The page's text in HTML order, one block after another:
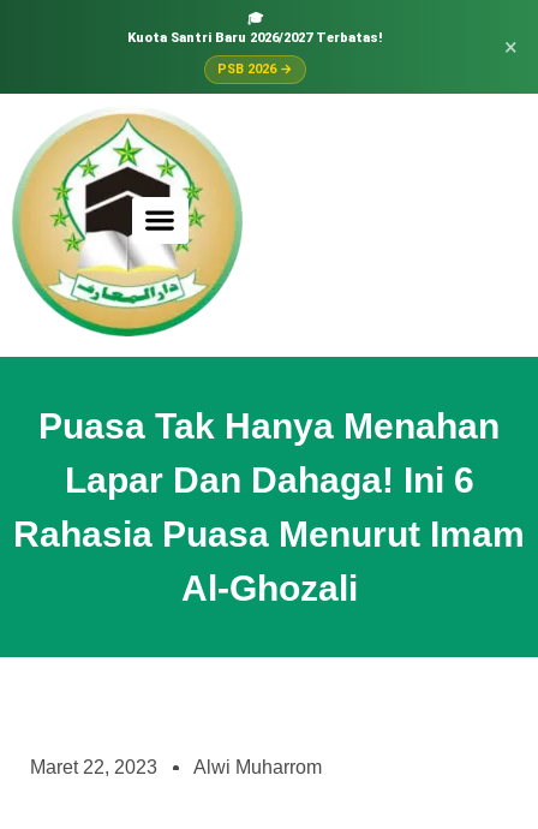
🎓
Kuota Santri Baru 2026/2027 Terbatas!
PSB 2026 →
×
Puasa Tak Hanya Menahan
Lapar Dan Dahaga! Ini 6
Rahasia Puasa Menurut Imam
Al-Ghozali
Maret 22, 2023 Alwi Muharrom